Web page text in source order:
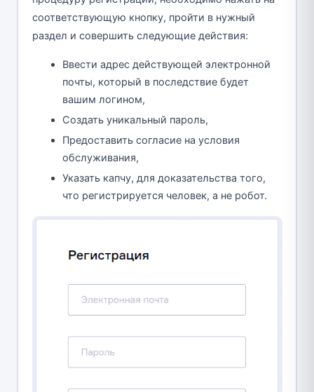
соответствующую кнопку, пройти в нужный
раздел и совершить следующие действия:
Ввести адрес действующей электронной
почты, который в последствие будет
вашим логином,
Создать уникальный пароль,
Предоставить согласие на условия
обслуживания,
Указать капчу, для доказательства того,
что регистрируется человек, а не робот.